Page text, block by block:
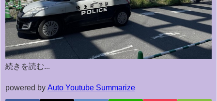
続きを読む...
powered by Auto Youtube Summarize